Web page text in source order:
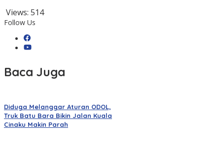
Views: 514
Follow Us
Baca Juga
Diduga Melanggar Aturan ODOL,
Truk Batu Bara Bikin Jalan Kuala
Cinaku Makin Parah